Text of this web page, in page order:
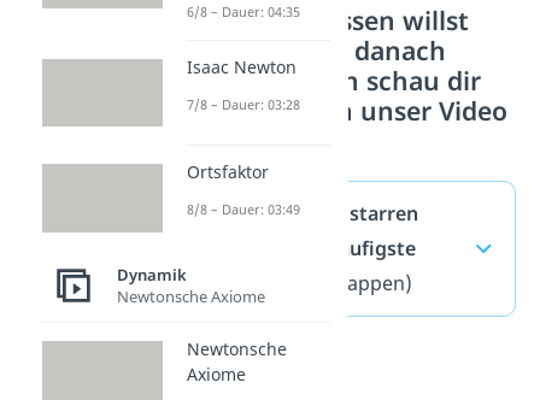
Wenn du wissen willst
wie und was danach
kommt, dann schau dir
doch einfach unser Video
Dynamik von starren
Körpern — häufigste
(ausklappen)
6/8 – Dauer: 04:35
Isaac Newton
7/8 – Dauer: 03:28
Ortsfaktor
8/8 – Dauer: 03:49
Dynamik
Newtonsche Axiome
Newtonsche
Axiome